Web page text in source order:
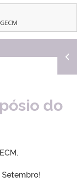
do
Setembro!